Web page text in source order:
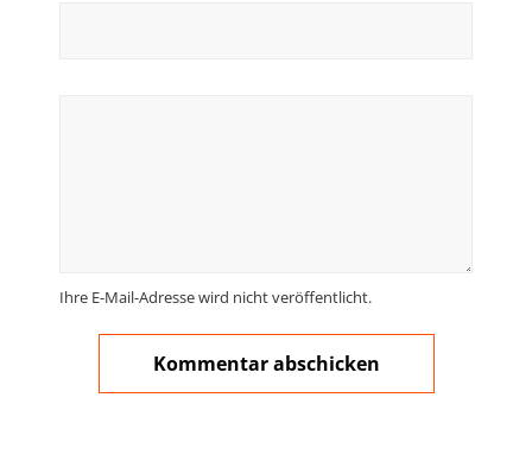
Ihre E-Mail-Adresse wird nicht veröffentlicht.